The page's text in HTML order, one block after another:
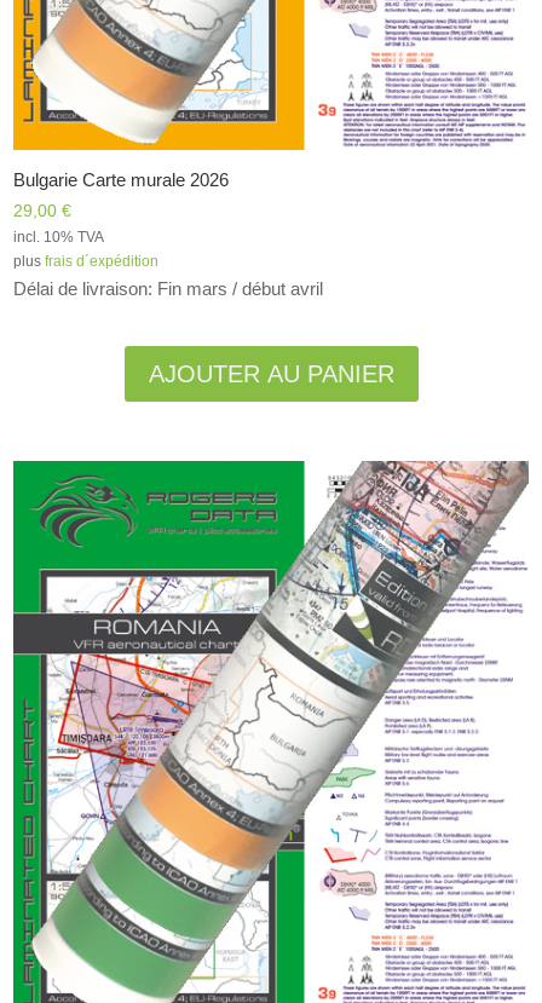
Bulgarie Carte murale 2026
29,00€
incl. 10% TVA
plusfrais d´expédition
Délai de livraison: Fin mars / début avril
AJOUTER AU PANIER